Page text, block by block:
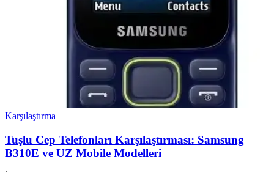
Karşılaştırma
Tuşlu Cep Telefonları Karşılaştırması: Samsung
B310E ve UZ Mobile Modelleri